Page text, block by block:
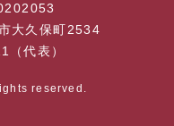
大久保町2534
代表）
reserved.